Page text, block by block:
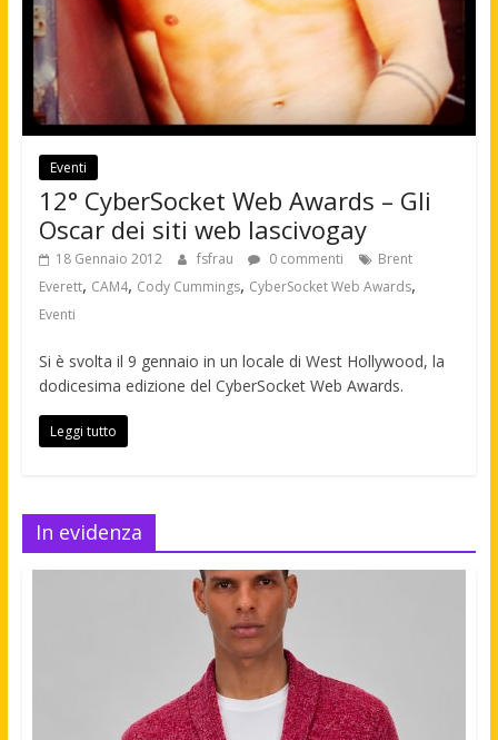
Eventi
12° CyberSocket Web Awards – Gli
Oscar dei siti web lascivogay
18 Gennaio 2012 fsfrau 0 commenti
Brent
Everett, CAM4, Cody Cummings, CyberSocket Web Awards,
Eventi
Si è svolta il 9 gennaio in un locale di West Hollywood, la
dodicesima edizione del CyberSocket Web Awards.
Leggi tutto
In evidenza